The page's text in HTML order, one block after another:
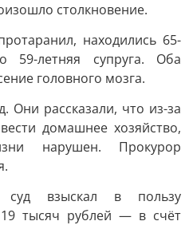
столкновение.
находились 65-
летняя супруга. Оба
головного мозга.
Они рассказали, что из-за
домашнее хозяйство,
нарушен. Прокурор
суд взыскал в пользу
тысяч рублей — в счёт